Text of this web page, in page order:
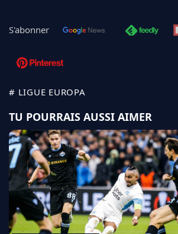
S'abonner
# LIGUE EUROPA
TU POURRAIS AUSSI AIMER